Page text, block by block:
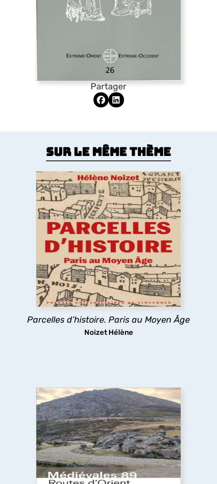
Partager
Sur le même thème
Parcelles d’histoire. Paris au Moyen Âge
Noizet Hélène
Parcelles d’histoire. Paris au Moyen
Âge
Comment le Moyen Âge a dessiné la forme de la
ville de Paris ? Les églises, la trame des rues, les
lotissements, la poésie urbaine montrent
comment les pratiques des habitants médiévaux
ont durablement structuré l’espace urbain
parisien.
découvrir
Routes d’Orient et d’Occident
Pèlerins, marchands et autres voyageurs
sillonnent les routes médiévales, y compris dans
des espaces inhospitaliers, ignorant sans doute